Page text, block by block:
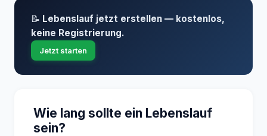
📝 Lebenslauf jetzt erstellen — kostenlos,
keine Registrierung.
Jetzt starten
Wie lang sollte ein Lebenslauf
sein?